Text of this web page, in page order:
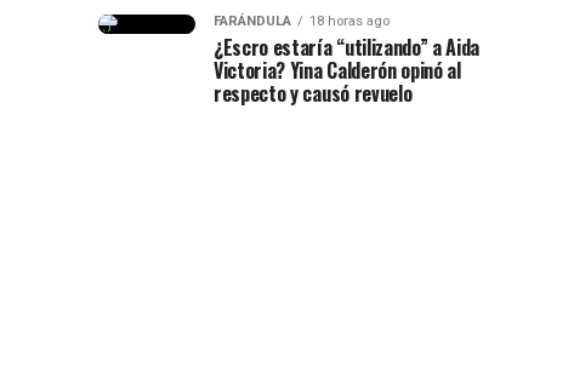
FARÁNDULA 18 horas ago
¿Escro estaría “utilizando” a Aida
Victoria? Yina Calderón opinó al
respecto y causó revuelo